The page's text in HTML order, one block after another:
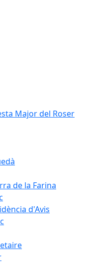
Major del Roser
de la Farina
d'Avis